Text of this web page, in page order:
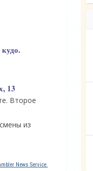
13
Второе
из
News Service.